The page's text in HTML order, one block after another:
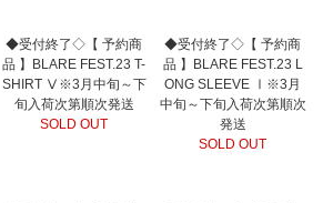
◆受付終了◇【 予約商
品 】BLARE FEST.23 T-
SHIRT Ⅴ※3月中旬～下
旬入荷次第順次発送
SOLD OUT
◆受付終了◇【 予約商
品 】BLARE FEST.23 L
ONG SLEEVE Ⅰ※3月
中旬～下旬入荷次第順次
発送
SOLD OUT